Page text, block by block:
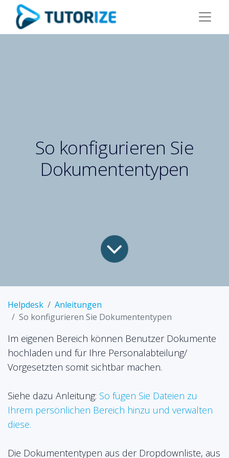
So konfigurieren Sie
Dokumententypen
Helpdesk
Anleitungen
So konfigurieren Sie Dokumententypen
Im eigenen Bereich können Benutzer Dokumente
hochladen und für Ihre Personalabteilung/
Vorgesetzten somit sichtbar machen.
Siehe dazu Anleitung: So fügen Sie Dateien zu
Ihrem persönlichen Bereich hinzu und verwalten
diese.
Die Dokumententypen aus der Dropdownliste, aus